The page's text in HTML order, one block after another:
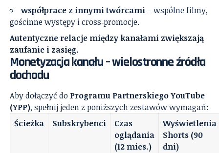
współprace z innymi twórcami– wspólne filmy,
gościnne występy i cross‑promocje.
Autentyczne relacje między kanałami zwiększają
zaufanie i zasięg.
Monetyzacja kanału – wielostronne źródła
dochodu
Aby dołączyć do Programu Partnerskiego YouTube
(YPP), spełnij jeden z poniższych zestawów wymagań:
Ścieżka
Subskrybenci
Czas
oglądania
(12 mies.)
Wyświetlenia
Shorts (90
dni)